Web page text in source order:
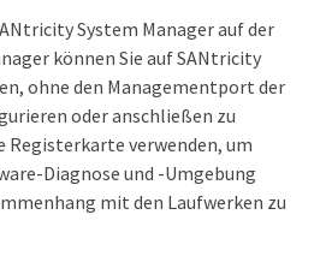
System Manager auf der
können Sie auf SANtricity
ohne den Managementport der
oder anschließen zu
Registerkarte verwenden, um
Diagnose und -Umgebung
mit den Laufwerken zu